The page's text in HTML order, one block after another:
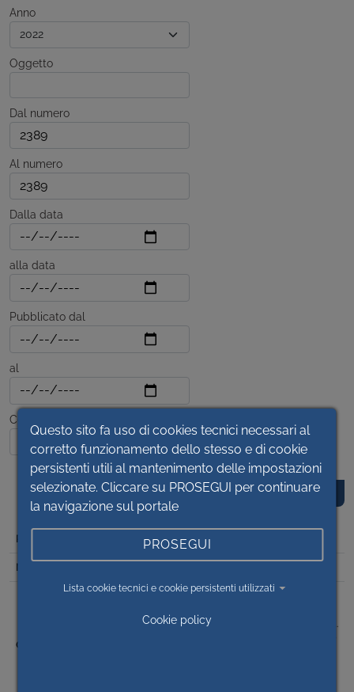
Anno
Oggetto
Dal numero
Al numero
Dalla data
alla data
Pubblicato dal
al
Contenuto
FORNITURA DI MATERIALE DI CONSUMO DEDICATO PER
MARCHIO GETINGE –MAQUET DI PROPRIETA’ DELL’ASLCN1.
Questo sito fa uso di cookies tecnici necessari al
corretto funzionamento dello stesso e di cookie
persistenti utili al mantenimento delle impostazioni
selezionate. Cliccare su PROSEGUI per continuare
la navigazione sul portale
PROSEGUI
Lista cookie tecnici e cookie persistenti utilizzati
Cookie policy